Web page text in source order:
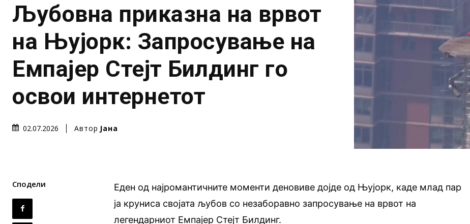
Љубовна приказна на врвот
на Њујорк: Запросување на
Емпајер Стејт Билдинг го
освои интернетот
02.07.2026 Автор Јана
Сподели
Еден од најромантичните моменти деновиве дојде од Њујорк, каде млад пар
ја круниса својата љубов со незаборавно запросување на врвот на
легендарниот Емпајер Стејт Билдинг.